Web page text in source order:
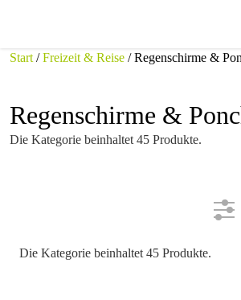
Start /Freizeit & Reise / Regenschirme &
Regenschirme &
Die Kategorie beinhaltet 45 Produkte.
Die Kategorie beinhaltet 45 Produkte.